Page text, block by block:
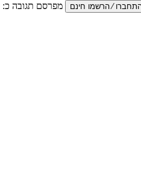
מפרסם תגובה כ: